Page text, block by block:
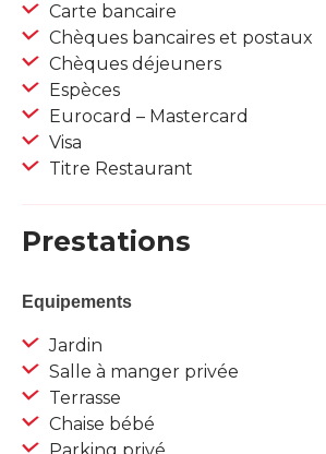
Carte bancaire
Chèques bancaires et postaux
Chèques déjeuners
Espèces
Eurocard – Mastercard
Visa
Titre Restaurant
Prestations
Equipements
Jardin
Salle à manger privée
Terrasse
Chaise bébé